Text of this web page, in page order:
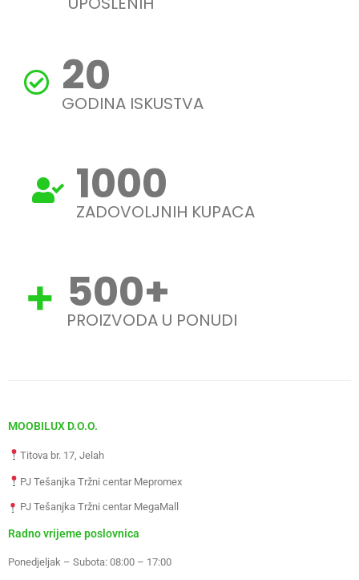
20
GODINA ISKUSTVA
1000
ZADOVOLJNIH KUPACA
500+
PROIZVODA U PONUDI
MOOBILUX D.O.O.
Titova br. 17, Jelah
PJ Tešanjka Tržni centar Mepromex
PJ Tešanjka Tržni centar MegaMall
Radno vrijeme poslovnica
Ponedjeljak – Subota: 08:00 – 17:00